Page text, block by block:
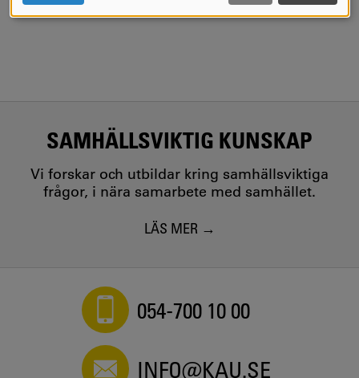
SAMHÄLLSVIKTIG KUNSKAP
Vi forskar och utbildar kring samhällsviktiga
frågor, i nära samarbete med samhället.
LÄS MER
054-700 10 00
INFO@KAU.SE
COOKIES